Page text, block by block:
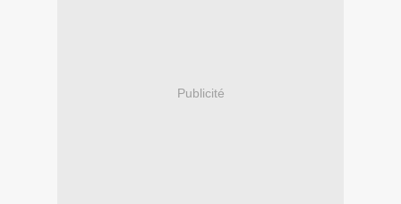
Publicité